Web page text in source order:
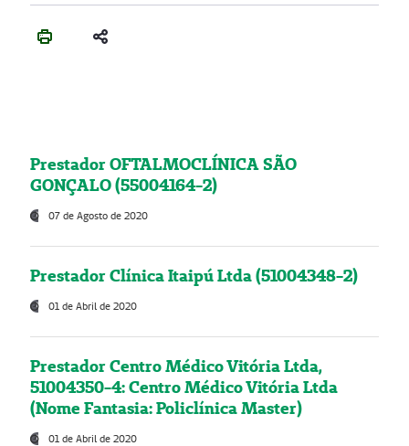
Prestador OFTALMOCLÍNICA SÃO
GONÇALO (55004164-2)
07 de Agosto de 2020
Prestador Clínica Itaipú Ltda (51004348-2)
01 de Abril de 2020
Prestador Centro Médico Vitória Ltda,
51004350-4: Centro Médico Vitória Ltda
(Nome Fantasia: Policlínica Master)
01 de Abril de 2020